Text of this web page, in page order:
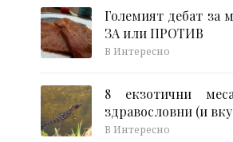
Големият дебат за
ЗА или ПРОТИВ
В Интересно
8 екзотични
здравословни (и
В Интересно